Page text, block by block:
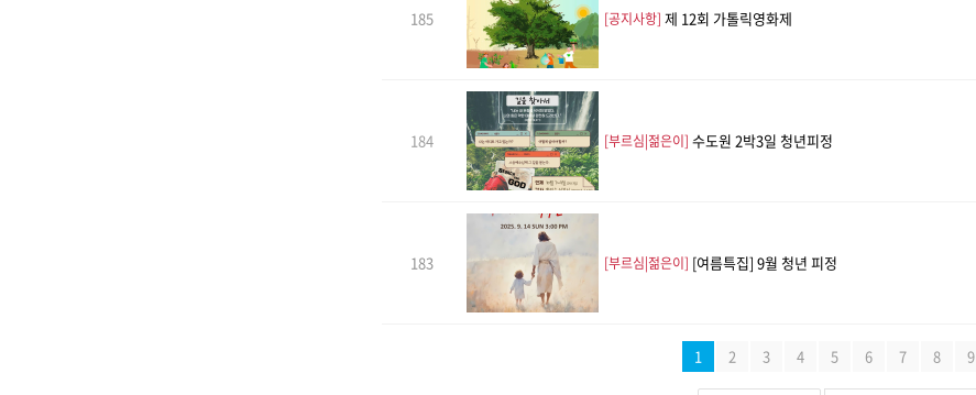
185 [공지사항] 제 12회 가톨릭영화제
184 [부르심|젊은이] 수도원 2박3일 청년피정
183 [부르심|젊은이] [여름특집] 9월 청년 피정
1 2 3 4 5 6 7 8 9